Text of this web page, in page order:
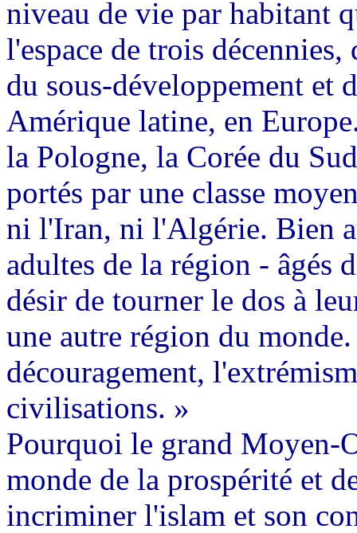
niveau de vie par habitant
l'espace de trois
du sous-développement et
Amérique latine, en
la Pologne, la Corée du
portés par une classe
ni l'Iran, ni l'Algérie. Bien
adultes de la région - âgés
désir de tourner le dos à
une autre région du
découragement,
civilisations. »
Pourquoi le grand Moyen-
monde de la prospérité et
incriminer l'islam et son